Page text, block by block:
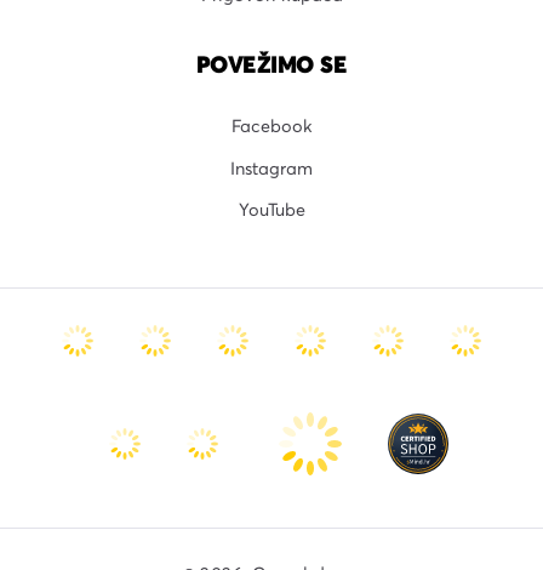
POVEŽIMO SE
Facebook
Instagram
YouTube